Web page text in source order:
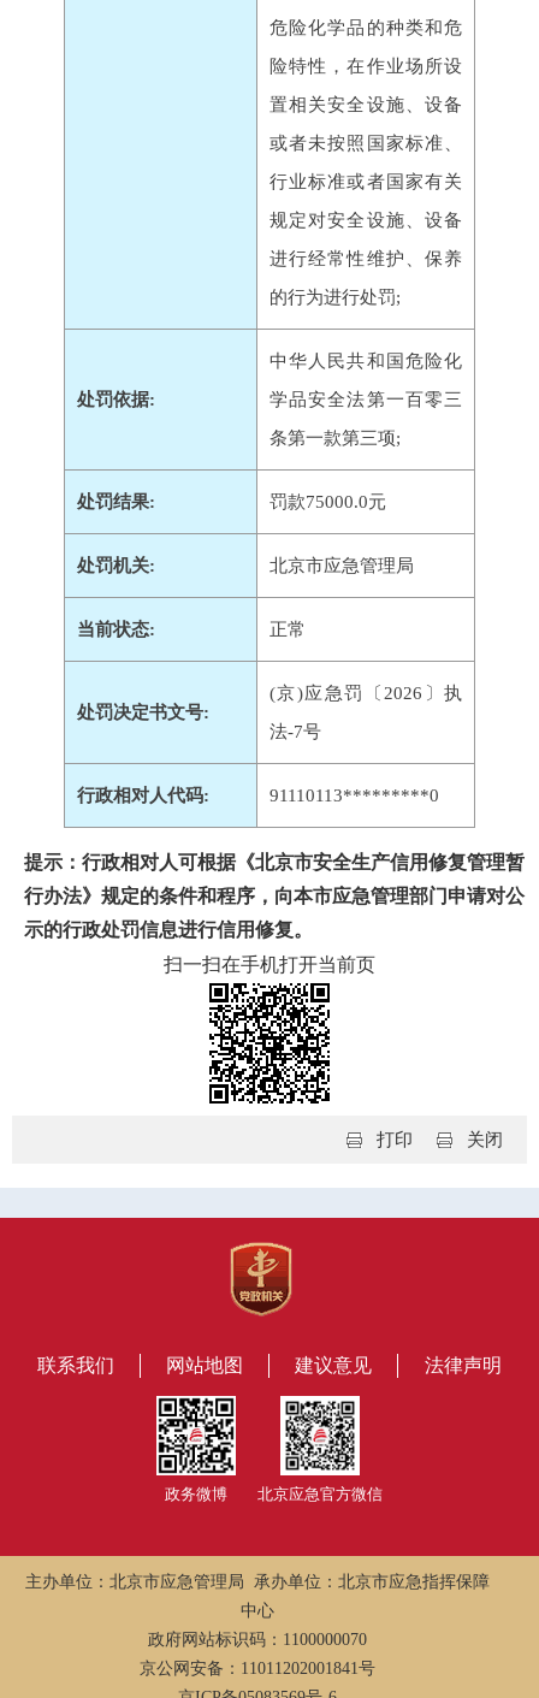
危险化学品的种类和危
险特性，在作业场所设
置相关安全设施、设备
或者未按照国家标准、
行业标准或者国家有关
规定对安全设施、设备
进行经常性维护、保养
的行为进行处罚;
处罚依据:
中华人民共和国危险化
学品安全法第一百零三
条第一款第三项;
处罚结果: 罚款75000.0元
处罚机关: 北京市应急管理局
当前状态: 正常
处罚决定书文号:
(京)应急罚〔2026〕执
法-7号
行政相对人代码: 91110113*********0
提示：行政相对人可根据《北京市安全生产信用修复管理暂
行办法》规定的条件和程序，向本市应急管理部门申请对公
示的行政处罚信息进行信用修复。
扫一扫在手机打开当前页
关闭
打印
联系我们 网站地图 建议意见 法律声明
政务微博 北京应急官方微信
主办单位：北京市应急管理局 承办单位：北京市应急指挥保障
中心
政府网站标识码：1100000070
京公网安备：11011202001841号